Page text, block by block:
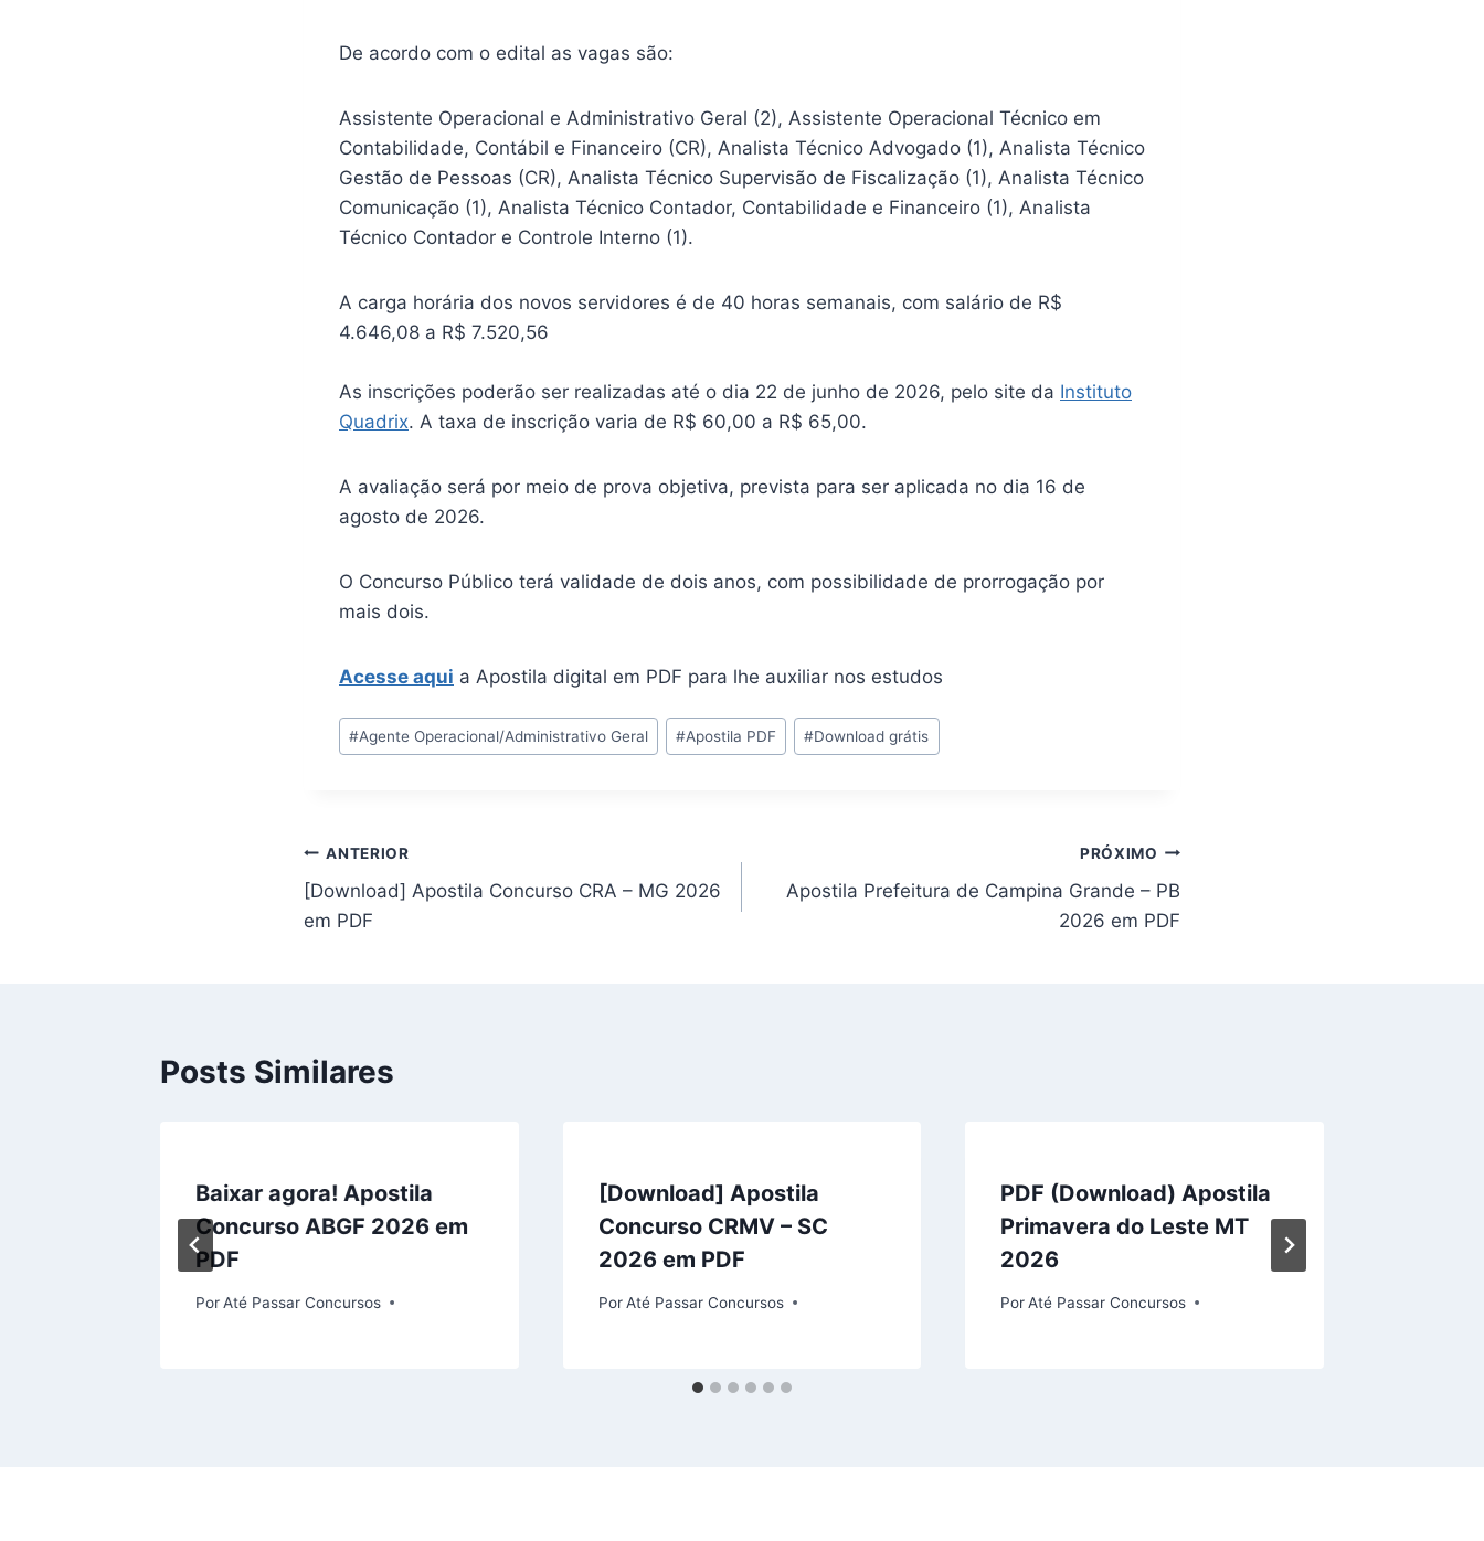
De acordo com o edital as vagas são:
Assistente Operacional e Administrativo Geral (2), Assistente Operacional Técnico em
Contabilidade, Contábil e Financeiro (CR), Analista Técnico Advogado (1), Analista Técnico
Gestão de Pessoas (CR), Analista Técnico Supervisão de Fiscalização (1), Analista Técnico
Comunicação (1), Analista Técnico Contador, Contabilidade e Financeiro (1), Analista
Técnico Contador e Controle Interno (1).
A carga horária dos novos servidores é de 40 horas semanais, com salário de R$
4.646,08 a R$ 7.520,56
As inscrições poderão ser realizadas até o dia 22 de junho de 2026, pelo site da Instituto
Quadrix. A taxa de inscrição varia de R$ 60,00 a R$ 65,00.
A avaliação será por meio de prova objetiva, prevista para ser aplicada no dia 16 de
agosto de 2026.
O Concurso Público terá validade de dois anos, com possibilidade de prorrogação por
mais dois.
Acesse aqui a Apostila digital em PDF para lhe auxiliar nos estudos
Tags
do
#Agente Operacional/Administrativo Geral #Apostila PDF #Download grátis
Navegação
de
ANTERIOR
[Download] Apostila Concurso CRA – MG 2026
em PDF
PRÓXIMO
Apostila Prefeitura de Campina Grande – PB
2026 em PDF
Posts Similares
Baixar agora! Apostila
Concurso ABGF 2026 em
PDF
Por Até Passar Concursos
[Download] Apostila
Concurso CRMV – SC
2026 em PDF
Por Até Passar Concursos
PDF (Download) Apostila
Primavera do Leste MT
2026
Por Até Passar Concursos